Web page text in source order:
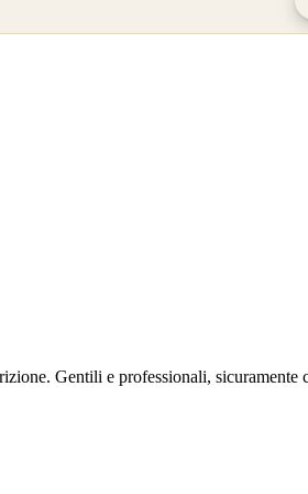
Gentili e professionali, sicuramente